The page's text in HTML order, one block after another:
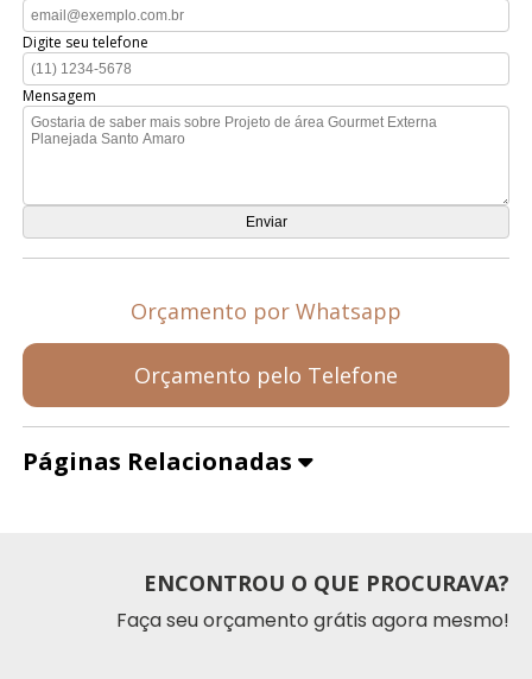
Digite seu telefone
Mensagem
Orçamento por Whatsapp
Orçamento pelo Telefone
Páginas Relacionadas
ENCONTROU O QUE PROCURAVA?
Faça seu orçamento grátis agora mesmo!